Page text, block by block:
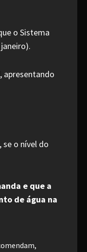
o Sistema
apresentando
o nível do
e que a
de água na